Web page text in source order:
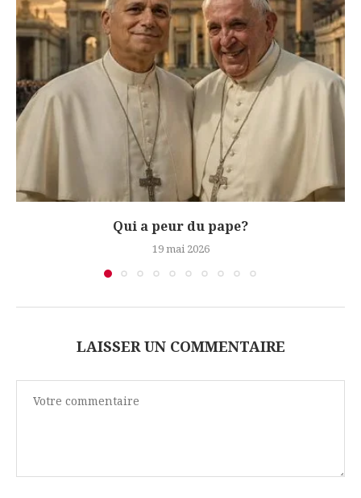
Qui a peur du pape?
19 mai 2026
LAISSER UN COMMENTAIRE